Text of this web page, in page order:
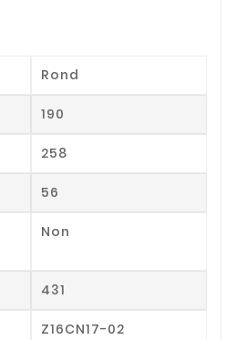
Rond
190
258
56
Non
431
Z16CN17-02